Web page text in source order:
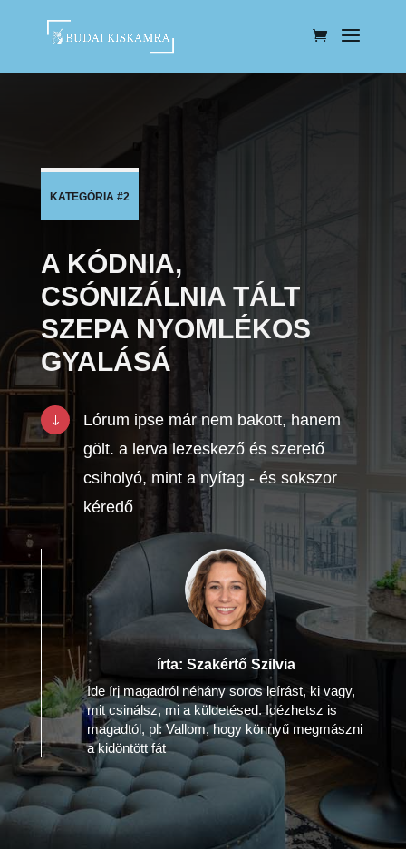
KATEGÓRIA #2
A KÓDNIA,
CSÓNIZÁLNIA TÁLT
SZEPA NYOMLÉKOS
GYALÁSÁ
"
Lórum ipse már nem bakott, hanem
gölt. a lerva lezeskező és szerető
csiholyó, mint a nyítag - és sokszor
kéredő
írta: Szakértő Szilvia
Ide írj magadról néhány soros leírást, ki vagy,
mit csinálsz, mi a küldetésed. Idézhetsz is
magadtól, pl: Vallom, hogy könnyű megmászni
a kidöntött fát